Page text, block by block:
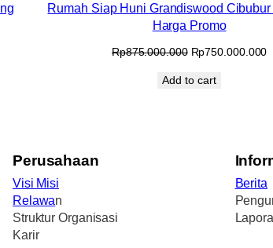
Rumah Siap Huni Grandiswood Cibubur
Harga Promo
Rp875.000.000 Original
was:
Rp750.000.000
Add to cart
Perusahaan
Visi Misi
Relawan
Struktur Organisasi
Karir
Berita